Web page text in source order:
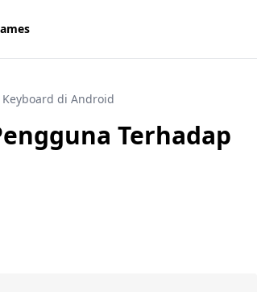
di Android
Terhadap